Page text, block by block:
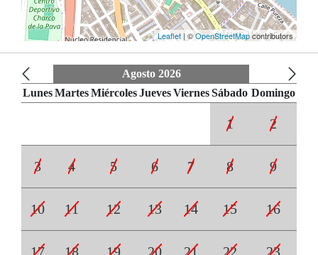
Leaflet | ©OpenStreetMapcontributors
Agosto 2026
Lunes Martes Miércoles Jueves Viernes Sábado Domingo
1 2
3 4 5 6 7 8 9
10 11 12 13 14 15 16
17 18 19 20 21 22 23